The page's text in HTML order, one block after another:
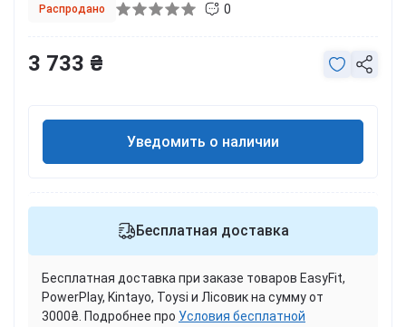
Распродано 0
3 733 ₴
Уведомить о наличии
Бесплатная доставка
Бесплатная доставка при заказе товаров EasyFit,
PowerPlay, Kintayo, Toysi и Лісовик на сумму от
3000₴. Подробнее про Условия бесплатной